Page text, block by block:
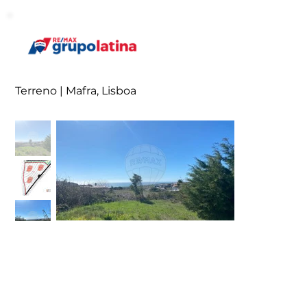
Terreno | Mafra, Lisboa